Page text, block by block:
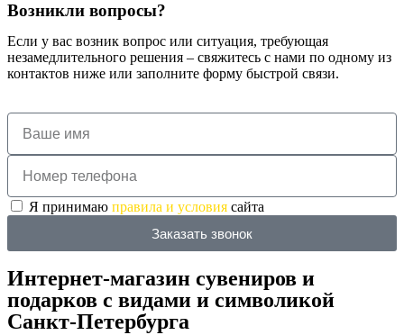
Возникли вопросы?
Если у вас возник вопрос или ситуация, требующая
незамедлительного решения – свяжитесь с нами по одному из
контактов ниже или заполните форму быстрой связи.
Я принимаю правила и условия сайта
Заказать звонок
Интернет-магазин сувениров и
подарков с видами и символикой
Санкт-Петербурга